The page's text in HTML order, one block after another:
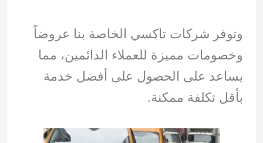
وتوفر شركات تاكسي الخاصة بنا عروضاً
وخصومات مميزة للعملاء الدائمين، مما
يساعد على الحصول على أفضل خدمة
بأقل تكلفة ممكنة.